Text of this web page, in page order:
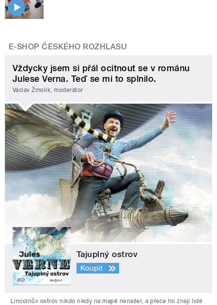
E-SHOP ČESKÉHO ROZHLASU
Vždycky jsem si přál ocitnout se v románu
Julese Verna. Teď se mi to splnilo.
Václav Žmolík, moderátor
Tajuplný ostrov
Koupit
Lincolnův ostrov nikdo nikdy na mapě nenašel, a přece ho znají lidé